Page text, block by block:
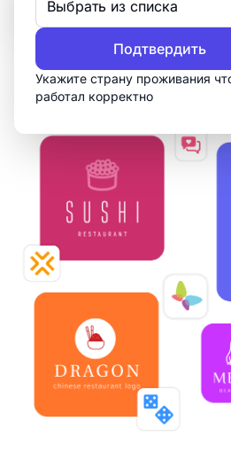
Выбрать из списка
Подтвердить
Укажите страну проживания
работал корректно
Создать мой